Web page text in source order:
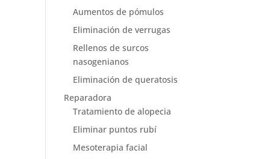
Aumentos de pómulos
Eliminación de verrugas
Rellenos de surcos
nasogenianos
Eliminación de queratosis
Reparadora
Tratamiento de alopecia
Eliminar puntos rubí
Mesoterapia facial